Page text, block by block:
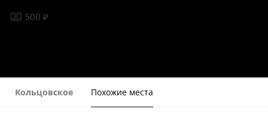
500 ₽
Кольцовское Похожие места